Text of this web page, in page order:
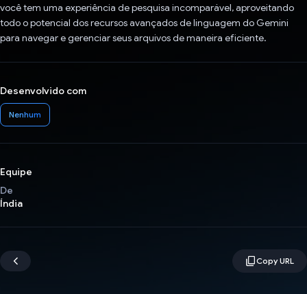
você tem uma experiência de pesquisa incomparável, aproveitando
todo o potencial dos recursos avançados de linguagem do Gemini
para navegar e gerenciar seus arquivos de maneira eficiente.
Desenvolvido com
Nenhum
Equipe
De
Índia